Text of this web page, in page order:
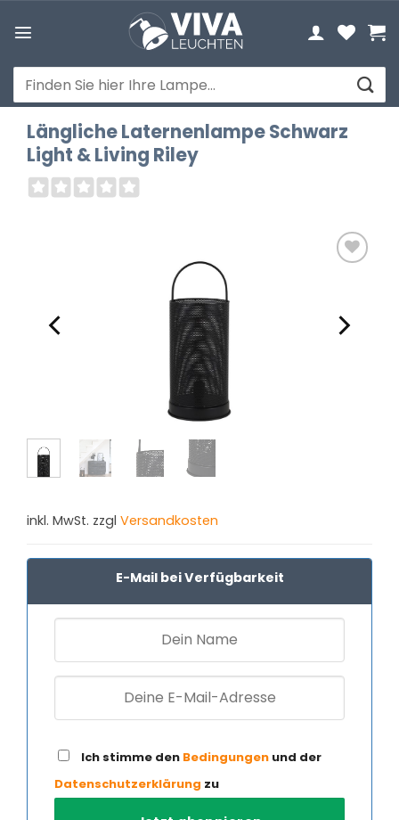
Inhalt
Suchen
nach:
Längliche Laternenlampe Schwarz
Light & Living Riley
inkl. MwSt. zzgl Versandkosten
E-Mail bei Verfügbarkeit
Ich stimme den Bedingungen und der
Datenschutzerklärung zu